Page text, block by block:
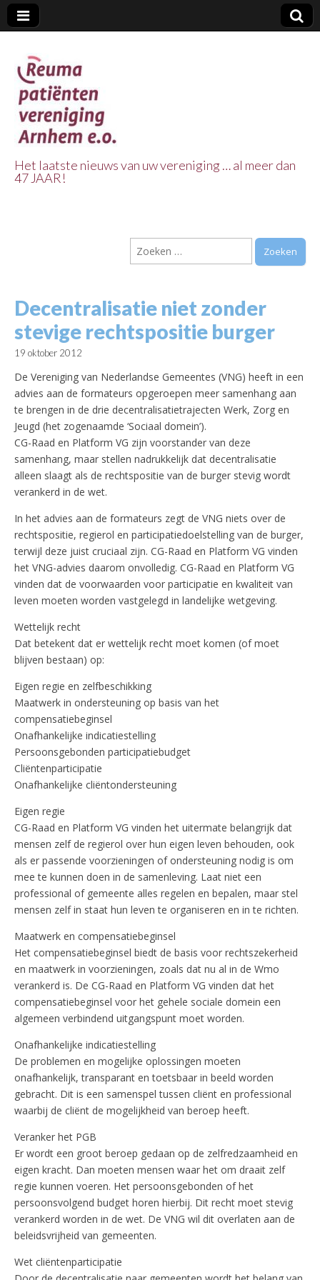
Vereniging
Arnhem e.o.
Het laatste nieuws van uw vereniging … al meer dan
47 JAAR!
Zoeken
naar:
Decentralisatie niet zonder
stevige rechtspositie burger
19 oktober 2012
De Vereniging van Nederlandse Gemeentes (VNG) heeft in een
advies aan de formateurs opgeroepen meer samenhang aan
te brengen in de drie decentralisatietrajecten Werk, Zorg en
Jeugd (het zogenaamde ‘Sociaal domein’).
CG-Raad en Platform VG zijn voorstander van deze
samenhang, maar stellen nadrukkelijk dat decentralisatie
alleen slaagt als de rechtspositie van de burger stevig wordt
verankerd in de wet.
In het advies aan de formateurs zegt de VNG niets over de
rechtspositie, regierol en participatiedoelstelling van de burger,
terwijl deze juist cruciaal zijn. CG-Raad en Platform VG vinden
het VNG-advies daarom onvolledig. CG-Raad en Platform VG
vinden dat de voorwaarden voor participatie en kwaliteit van
leven moeten worden vastgelegd in landelijke wetgeving.
Wettelijk recht
Dat betekent dat er wettelijk recht moet komen (of moet
blijven bestaan) op:
Eigen regie en zelfbeschikking
Maatwerk in ondersteuning op basis van het
compensatiebeginsel
Onafhankelijke indicatiestelling
Persoonsgebonden participatiebudget
Cliëntenparticipatie
Onafhankelijke cliëntondersteuning
Eigen regie
CG-Raad en Platform VG vinden het uitermate belangrijk dat
mensen zelf de regierol over hun eigen leven behouden, ook
als er passende voorzieningen of ondersteuning nodig is om
mee te kunnen doen in de samenleving. Laat niet een
professional of gemeente alles regelen en bepalen, maar stel
mensen zelf in staat hun leven te organiseren en in te richten.
Maatwerk en compensatiebeginsel
Het compensatiebeginsel biedt de basis voor rechtszekerheid
en maatwerk in voorzieningen, zoals dat nu al in de Wmo
verankerd is. De CG-Raad en Platform VG vinden dat het
compensatiebeginsel voor het gehele sociale domein een
algemeen verbindend uitgangspunt moet worden.
Onafhankelijke indicatiestelling
De problemen en mogelijke oplossingen moeten
onafhankelijk, transparant en toetsbaar in beeld worden
gebracht. Dit is een samenspel tussen cliënt en professional
waarbij de cliënt de mogelijkheid van beroep heeft.
Veranker het PGB
Er wordt een groot beroep gedaan op de zelfredzaamheid en
eigen kracht. Dan moeten mensen waar het om draait zelf
regie kunnen voeren. Het persoonsgebonden of het
persoonsvolgend budget horen hierbij. Dit recht moet stevig
verankerd worden in de wet. De VNG wil dit overlaten aan de
beleidsvrijheid van gemeenten.
Wet cliëntenparticipatie